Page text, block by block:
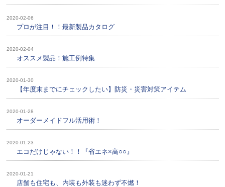
2020-02-06
プロが注目！！最新製品カタログ
2020-02-04
オススメ製品！施工例特集
2020-01-30
【年度末までにチェックしたい】防災・災害対策アイテム
2020-01-28
オーダーメイドフル活用術！
2020-01-23
エコだけじゃない！！『省エネ×高○○』
2020-01-21
店舗も住宅も、内装も外装も迷わず不燃！